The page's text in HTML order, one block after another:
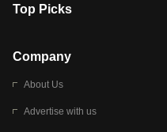
RBI का नया नियम: अब बैंकों को अपनी सभी
Top Picks
बारिश की चेतावनी
Company
About Us
Advertise with us